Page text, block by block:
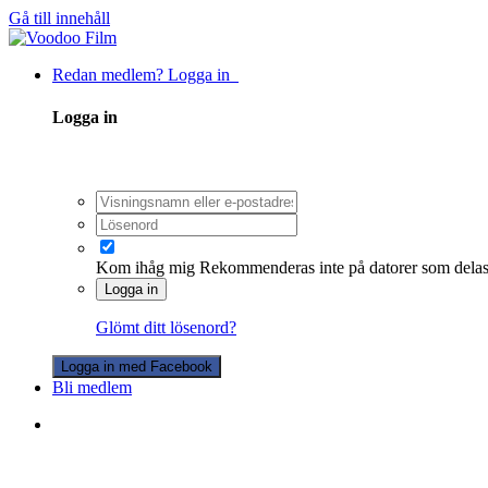
Gå till innehåll
Redan medlem? Logga in
Logga in
Kom ihåg mig Rekommenderas inte på datorer som
Logga in
Glömt ditt lösenord?
Logga in med Facebook
Bli medlem